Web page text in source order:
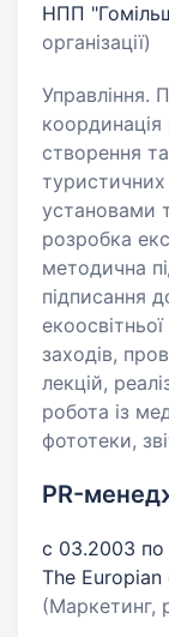
НПП
організації)
Управління.
координація
створення
установами
розробка
методична
підписання
заходів,
лекцій,
робота із
фототеки,
PR-
с 03.2003
The Europian
(Маркетинг,